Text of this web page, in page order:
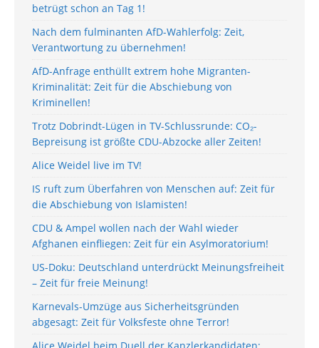
betrügt schon an Tag 1!
Nach dem fulminanten AfD-Wahlerfolg: Zeit,
Verantwortung zu übernehmen!
AfD-Anfrage enthüllt extrem hohe Migranten-
Kriminalität: Zeit für die Abschiebung von
Kriminellen!
Trotz Dobrindt-Lügen in TV-Schlussrunde: CO₂-
Bepreisung ist größte CDU-Abzocke aller Zeiten!
Alice Weidel live im TV!
IS ruft zum Überfahren von Menschen auf: Zeit für
die Abschiebung von Islamisten!
CDU & Ampel wollen nach der Wahl wieder
Afghanen einfliegen: Zeit für ein Asylmoratorium!
US-Doku: Deutschland unterdrückt Meinungsfreiheit
– Zeit für freie Meinung!
Karnevals-Umzüge aus Sicherheitsgründen
abgesagt: Zeit für Volksfeste ohne Terror!